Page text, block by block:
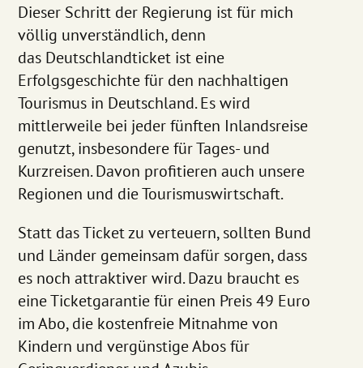
Dieser Schritt der Regierung ist für mich
völlig unverständlich, denn
das Deutschlandticket ist eine
Erfolgsgeschichte für den nachhaltigen
Tourismus in Deutschland. Es wird
mittlerweile bei jeder fünften Inlandsreise
genutzt, insbesondere für Tages- und
Kurzreisen. Davon profitieren auch unsere
Regionen und die Tourismuswirtschaft.
Statt das Ticket zu verteuern, sollten Bund
und Länder gemeinsam dafür sorgen, dass
es noch attraktiver wird. Dazu braucht es
eine Ticketgarantie für einen Preis 49 Euro
im Abo, die kostenfreie Mitnahme von
Kindern und vergünstige Abos für